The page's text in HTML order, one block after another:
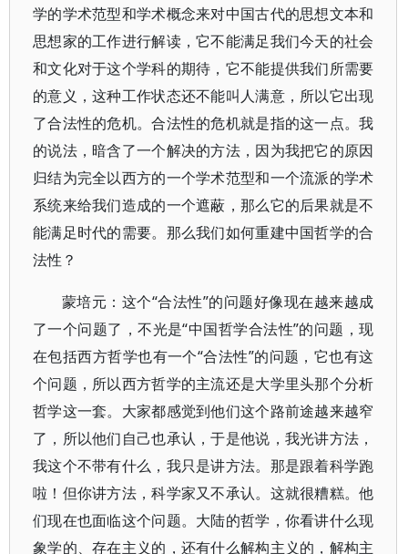
学的学术范型和学术概念来对中国古代的思想文本和
思想家的工作进行解读，它不能满足我们今天的社会
和文化对于这个学科的期待，它不能提供我们所需要
的意义，这种工作状态还不能叫人满意，所以它出现
了合法性的危机。合法性的危机就是指的这一点。我
的说法，暗含了一个解决的方法，因为我把它的原因
归结为完全以西方的一个学术范型和一个流派的学术
系统来给我们造成的一个遮蔽，那么它的后果就是不
能满足时代的需要。那么我们如何重建中国哲学的合
法性？
蒙培元：这个“合法性”的问题好像现在越来越成
了一个问题了，不光是“中国哲学合法性”的问题，现
在包括西方哲学也有一个“合法性”的问题，它也有这
个问题，所以西方哲学的主流还是大学里头那个分析
哲学这一套。大家都感觉到他们这个路前途越来越窄
了，所以他们自己也承认，于是他说，我光讲方法，
我这个不带有什么，我只是讲方法。那是跟着科学跑
啦！但你讲方法，科学家又不承认。这就很糟糕。他
们现在也面临这个问题。大陆的哲学，你看讲什么现
象学的、存在主义的，还有什么解构主义的，解构主